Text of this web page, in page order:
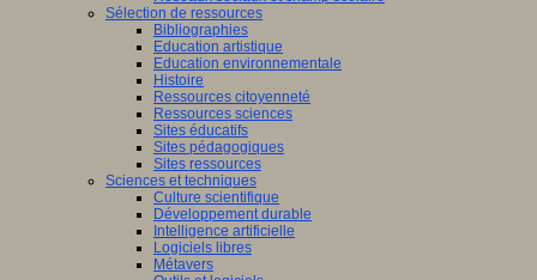
Sélection de ressources
Bibliographies
Education artistique
Education environnementale
Histoire
Ressources citoyenneté
Ressources sciences
Sites éducatifs
Sites pédagogiques
Sites ressources
Sciences et techniques
Culture scientifique
Développement durable
Intelligence artificielle
Logiciels libres
Métavers